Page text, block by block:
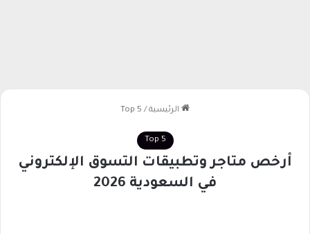
الرئيسية /
Top 5
Top 5
أرخص متاجر وتطبيقات التسوق الإلكتروني
في السعودية 2026